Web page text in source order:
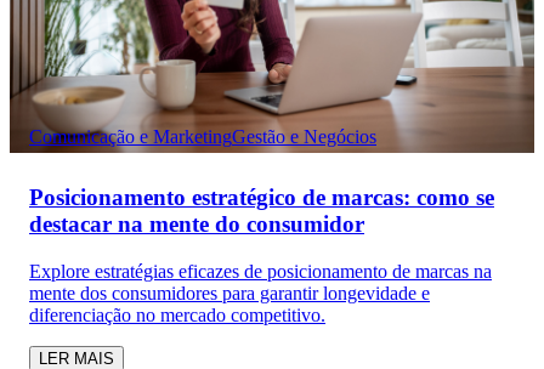
Comunicação e MarketingGestão e Negócios
Posicionamento estratégico de marcas: como se
destacar na mente do consumidor
Explore estratégias eficazes de posicionamento de marcas na
mente dos consumidores para garantir longevidade e
diferenciação no mercado competitivo.
LER MAIS